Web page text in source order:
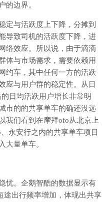
的边界。
定与活跃度上下降，分摊到
导致司机的活跃度下降，进
络效应。所以说，由于滴滴
体与市场需求，需要依赖用
约车，其中任何一方的活跃
应与用户群的稳定性。从目
日均活跃用户增长非常明
市的的共享单车的确还没远
我们看到在摩拜ofo从北京上
永安行之内的共享单车项目
大量单车。
忧。企鹅智酷的数据显示有
途出行频率增加，体现出共享